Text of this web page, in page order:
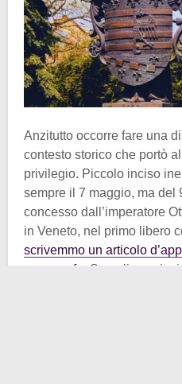
Anzitutto occorre fare una
contesto storico che portò
privilegio. Piccolo inciso
sempre il 7 maggio, ma del
concesso dall’imperatore
in Veneto, nel primo libero
scrivemmo un articolo
un anno fa
. Semplice